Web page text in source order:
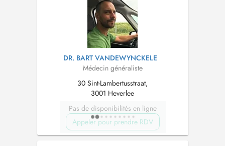
DR. BART VANDEWYNCKELE
Médecin généraliste
30 Sint-Lambertusstraat,
3001 Heverlee
Pas de disponibilités en ligne
Appeler pour prendre RDV